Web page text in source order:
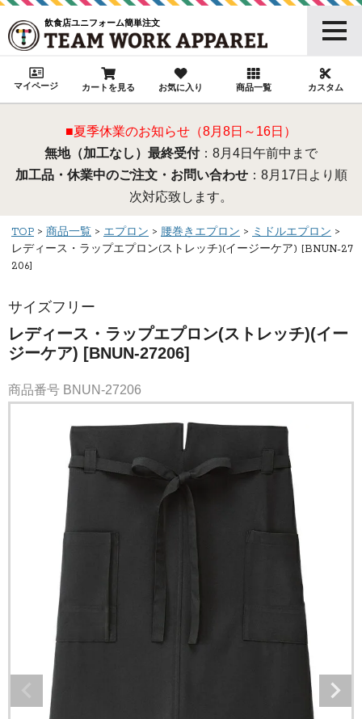
飲食店ユニフォーム簡単注文
マイページ カートを見る お気に入り 商品一覧 カスタム
■夏季休業のお知らせ（8月8日～16日）
無地（加工なし）最終受付：8月4日午前中まで
加工品・休業中のご注文・お問い合わせ：8月17日より順
次対応致します。
TOP 商品一覧 エプロン 腰巻きエプロン
ミドルエプロン
レディース・ラップエプロン(ストレッチ)(イージーケア) [BNUN-27
206]
サイズフリー
レディース・ラップエプロン(ストレッチ)(イー
ジーケア) [BNUN-27206]
商品番号 BNUN-27206